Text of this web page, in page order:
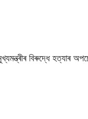
বিৰুদ্ধে হত্যাৰ